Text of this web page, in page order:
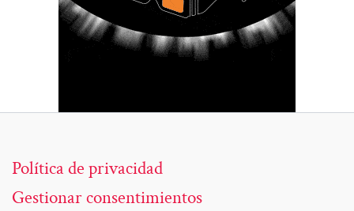
Política de privacidad
Gestionar consentimientos